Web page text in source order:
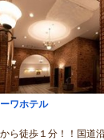
ワホテル
ら徒歩１分！！国道